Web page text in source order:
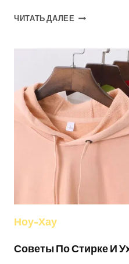
ЧИТАТЬ ДАЛЕЕ КАК
ТКАНЬ
ДЛЯ
ФУТБОЛОК
НА
ЗАКАЗ
Ноу-Хау
Советы По Стирке И